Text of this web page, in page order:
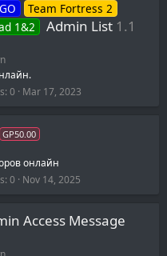
Team Fortress 2
1&2 Admin List 1.1
0 Mar 17, 2023
GP50.00
онлайн
0 Nov 14, 2025
Access Message